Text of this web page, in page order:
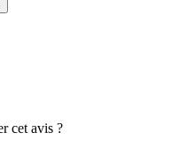
cet avis ?